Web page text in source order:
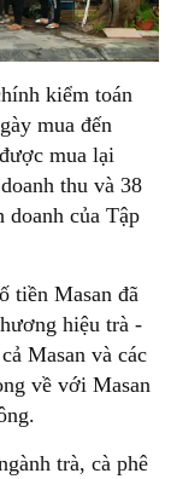
kiểm toán
mua đến
mua lại
thu và 38
của Tập
tiền Masan đã
hiệu trà -
Masan và các
về với Masan
trà, cà phê